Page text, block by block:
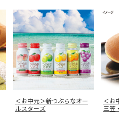
＜お中元＞新つぶらなオー
ルスターズ
＜お
三笠